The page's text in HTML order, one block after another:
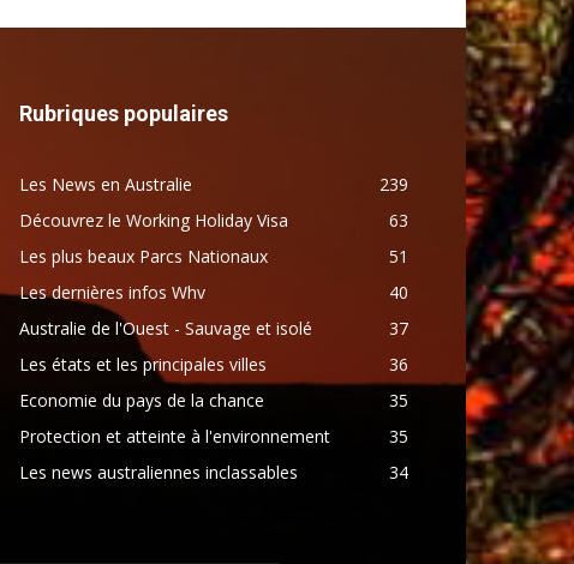
Rubriques populaires
Les News en Australie
239
Découvrez le Working Holiday Visa
63
Les plus beaux Parcs Nationaux
51
Les dernières infos Whv
40
Australie de l'Ouest - Sauvage et isolé
37
Les états et les principales villes
36
Economie du pays de la chance
35
Protection et atteinte à l'environnement
35
Les news australiennes inclassables
34